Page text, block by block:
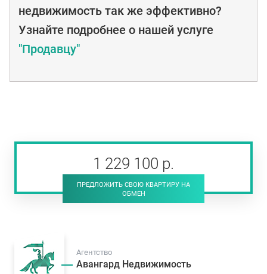
недвижимость так же эффективно?
Узнайте подробнее о нашей услуге
"Продавцу"
1 229 100 р.
ПРЕДЛОЖИТЬ СВОЮ КВАРТИРУ НА
ОБМЕН
Агентство
Авангард Недвижимость